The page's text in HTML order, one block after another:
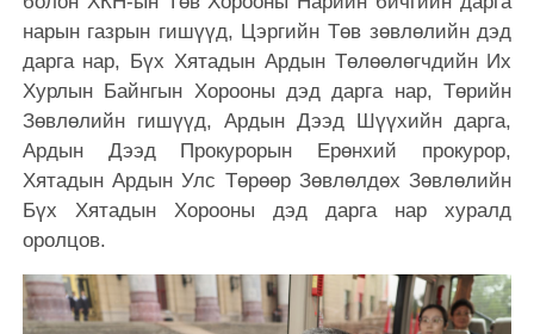
нарын газрын гишүүд, Цэргийн Төв зөвлөлийн дэд
дарга нар, Бүх Хятадын Ардын Төлөөлөгчдийн Их
Хурлын Байнгын Хорооны дэд дарга нар, Төрийн
Зөвлөлийн гишүүд, Ардын Дээд Шүүхийн дарга,
Ардын Дээд Прокурорын Ерөнхий прокурор,
Хятадын Ардын Улс Төрөөр Зөвлөлдөх Зөвлөлийн
Бүх Хятадын Хорооны дэд дарга нар хуралд
оролцов.